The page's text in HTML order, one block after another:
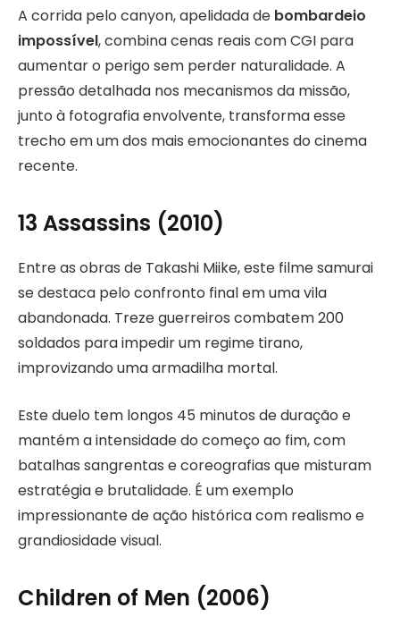
A corrida pelo canyon, apelidada de bombardeio
impossível, combina cenas reais com CGI para
aumentar o perigo sem perder naturalidade. A
pressão detalhada nos mecanismos da missão,
junto à fotografia envolvente, transforma esse
trecho em um dos mais emocionantes do cinema
recente.
13 Assassins (2010)
Entre as obras de Takashi Miike, este filme samurai
se destaca pelo confronto final em uma vila
abandonada. Treze guerreiros combatem 200
soldados para impedir um regime tirano,
improvizando uma armadilha mortal.
Este duelo tem longos 45 minutos de duração e
mantém a intensidade do começo ao fim, com
batalhas sangrentas e coreografias que misturam
estratégia e brutalidade. É um exemplo
impressionante de ação histórica com realismo e
grandiosidade visual.
Children of Men (2006)